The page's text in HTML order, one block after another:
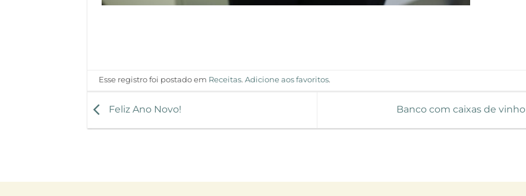
Esse registro foi postado em Receitas.Adicione aos favoritos.
Feliz Ano Novo! Banco com caixas de vinho